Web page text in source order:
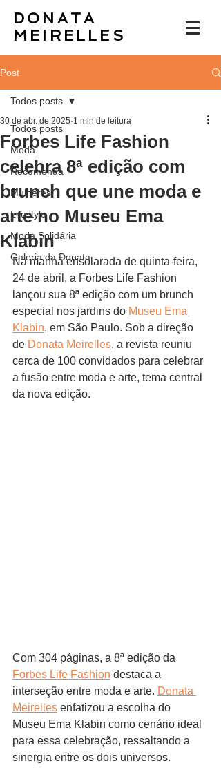
DONATA
MEIRELLES
Post
Todos posts
Moda
Recomenda
Mulheres
Lifestyle
Moda Solidária
Galeria da Donata
Todos posts
Forbes Life Fashion
celebra 8ª edição com
brunch que une moda e
arte no Museu Ema
Klabin
30 de abr. de 2025 1 min de leitura
Na manhã ensolarada de quinta-feira,
24 de abril, a Forbes Life Fashion
lançou sua 8ª edição com um brunch
especial nos jardins do Museu Ema
Klabin, em São Paulo. Sob a direção
de Donata Meirelles, a revista reuniu
cerca de 100 convidados para celebrar
a fusão entre moda e arte, tema central
da nova edição. ​
Com 304 páginas, a 8ª edição da
Forbes Life Fashion destaca a
interseção entre moda e arte. Donata
Meirelles enfatizou a escolha do
Museu Ema Klabin como cenário ideal
para essa celebração, ressaltando a
sinergia entre os dois universos.